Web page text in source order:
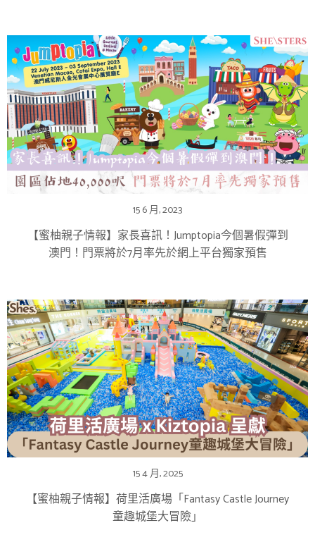
15 6 月, 2023
【蜜柚親子情報】家長喜訊！Jumptopia今個暑假彈到
澳門！門票將於7月率先於網上平台獨家預售
15 4 月, 2025
【蜜柚親子情報】荷里活廣場「Fantasy Castle Journey
童趣城堡大冒險」